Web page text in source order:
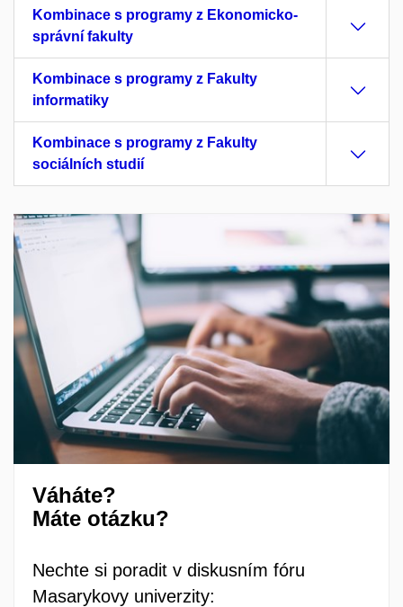
Kombinace s programy z Ekonomicko-
správní fakulty
Kombinace s programy z Fakulty
informatiky
Kombinace s programy z Fakulty
sociálních studií
Váháte?
Máte otázku?
Nechte si poradit v diskusním fóru
Masarykovy univerzity: